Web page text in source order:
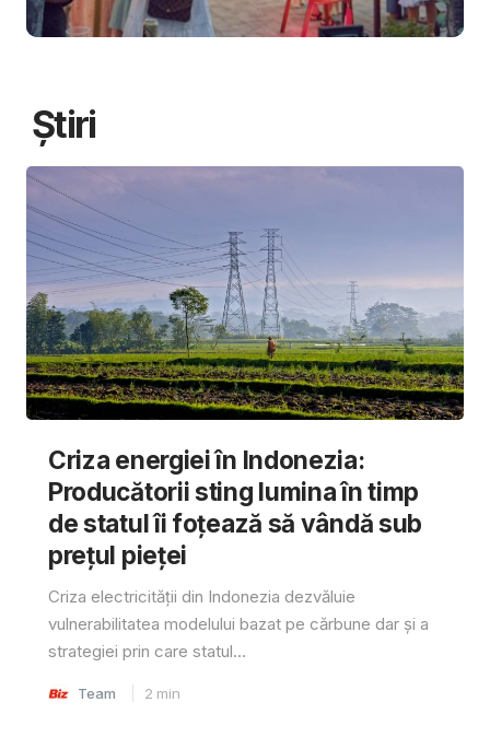
Știri
Criza energiei în Indonezia:
Producătorii sting lumina în timp
de statul îi foțează să vândă sub
prețul pieței
Criza electricității din Indonezia dezvăluie
vulnerabilitatea modelului bazat pe cărbune dar și a
strategiei prin care statul...
Team 2 min